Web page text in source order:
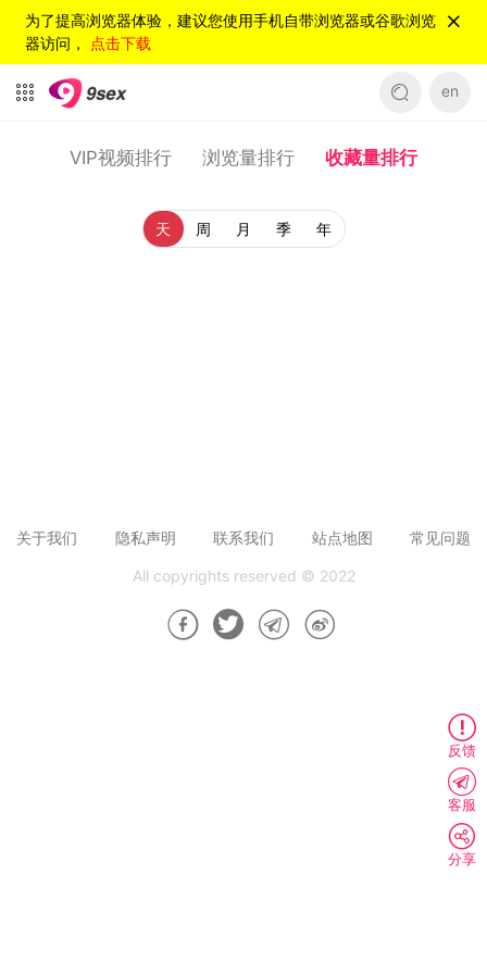
为了提高浏览器体验，建议您使用手机自带浏览器或谷歌浏览
器访问， 点击下载
en
VIP视频排行 浏览量排行 收藏量排行
天 周 月 季 年
反馈
客服
分享
关于我们 隐私声明 联系我们 站点地图 常见问题
All copyrights reserved © 2022